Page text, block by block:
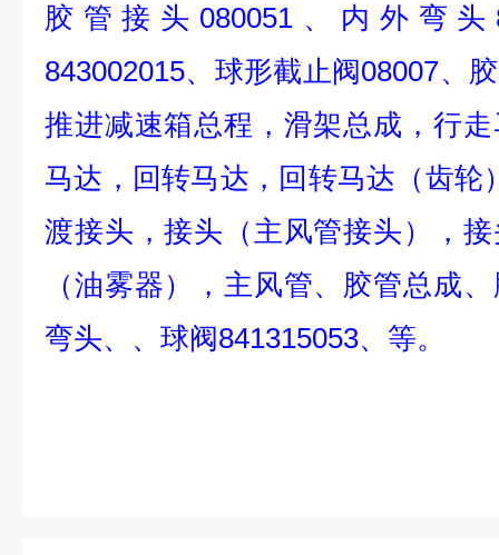
胶管接头080051、内外弯头
843002015、球形截止阀08007、
推进减速箱总程，滑架总成，行
马达，回转马达，回转马达（齿轮
渡接头，接头（主风管接头），
（油雾器），主风管、胶管总成
弯头、、球阀841315053、等。